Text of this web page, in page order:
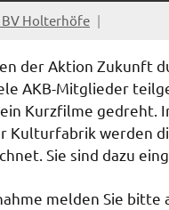
Holterhöfe
der Aktion Zukunft
AKB-Mitglieder
Kurzfilme gedreht.
Kulturfabrik werden
Sie sind dazu
melden Sie bitte